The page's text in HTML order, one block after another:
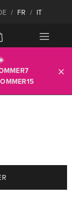
/ FR / IT